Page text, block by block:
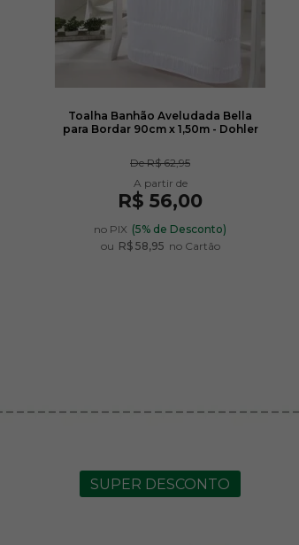
Toalha Banhão Aveludada Bella
para Bordar 90cm x 1,50m - Dohler
DeR$ 62,95
R$ 56,00
no PIX (5% de Desconto)
ou R$ 58,95 no Cartão
SUPER DESCONTO